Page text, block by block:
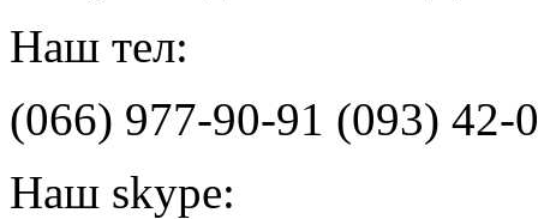
Наш тел:
(066) 977-90-91 (093) 42-
Наш skype: